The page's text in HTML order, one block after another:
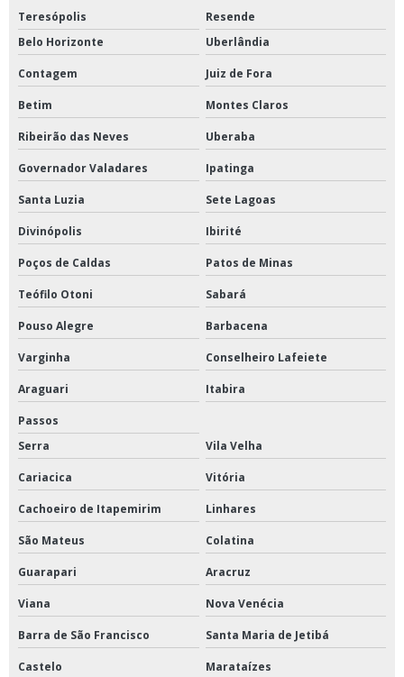
Bomba peristáltica para laboratório
Bomba peristáltica digital
Britador de mandíbula
Centrifuga de laboratório de petróleo
Centrifuga de petróleo
Centrífuga refrigerada
Centrifuga refrigerada de bancada
Concentrador de amostras a vácuo
Concentrador de amostras nitrogênio
Concentradores de amostras
Estufa a vácuo
Estufa de esterilização
Estufa de esterilização e secagem para laboratório
Estufa de esterilização hospitalar
Estufa para secagem de amostras
Homogeneizador de amostras tipo stomacher
Teresópolis
Resende
Belo Horizonte
Uberlândia
Contagem Juiz de Fora
Betim Montes Claros
Ribeirão das Neves Uberaba
Governador Valadares Ipatinga
Santa Luzia Sete Lagoas
Divinópolis Ibirité
Poços de Caldas Patos de Minas
Teófilo Otoni Sabará
Pouso Alegre Barbacena
Varginha Conselheiro Lafeiete
Araguari Itabira
Passos
Serra
Vila Velha
Cariacica Vitória
Cachoeiro de Itapemirim Linhares
São Mateus Colatina
Guarapari Aracruz
Viana Nova Venécia
Barra de São Francisco Santa Maria de Jetibá
Castelo Marataízes